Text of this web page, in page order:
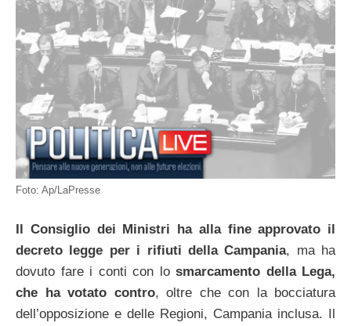
Foto: Ap/LaPresse
Il Consiglio dei Ministri ha alla fine approvato il
decreto legge per i rifiuti della Campania, ma ha
dovuto fare i conti con lo smarcamento della Lega,
che ha votato contro, oltre che con la bocciatura
dell’opposizione e delle Regioni, Campania inclusa. Il